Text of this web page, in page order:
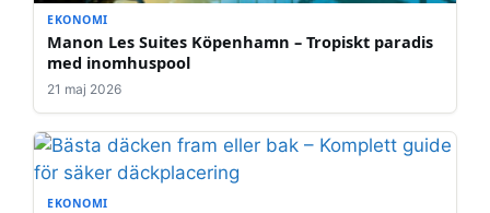
EKONOMI
Manon Les Suites Köpenhamn – Tropiskt paradis
med inomhuspool
21 maj 2026
EKONOMI